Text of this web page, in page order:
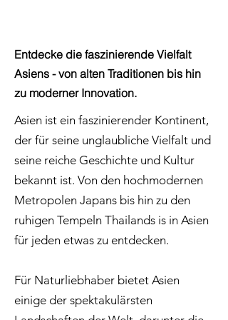
Entdecke die faszinierende Vielfalt
Asiens - von alten Traditionen bis hin
zu moderner Innovation.
Asien ist ein faszinierender Kontinent,
der für seine unglaubliche Vielfalt und
seine reiche Geschichte und Kultur
bekannt ist. Von den hochmodernen
Metropolen Japans bis hin zu den
ruhigen Tempeln Thailands is in Asien
für jeden etwas zu entdecken.
Für Naturliebhaber bietet Asien
einige der spektakulärsten